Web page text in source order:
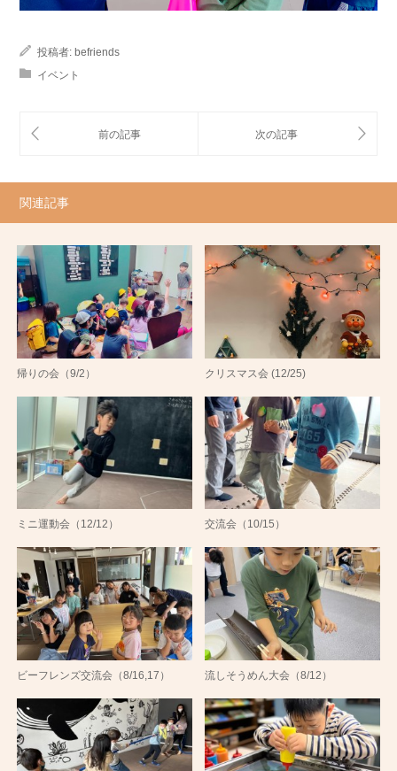
投稿者: befriends
イベント
関連記事
帰りの会（9/2） クリスマス会 (12/25)
ミニ運動会（12/12） 交流会（10/15）
ビーフレンズ交流会（8/16,17） 流しそうめん大会（8/12）